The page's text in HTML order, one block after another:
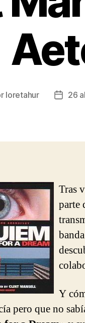
loretahur
Fecha
26
Tras
parte
Y
pero que no